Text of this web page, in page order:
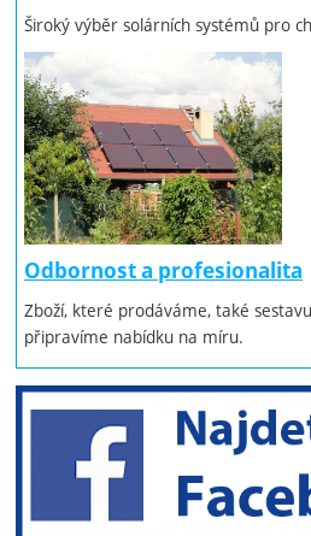
Široký výběr solárních systémů pro
Odbornost a profesionalita
Zboží, které prodáváme, také
připravíme nabídku na míru.